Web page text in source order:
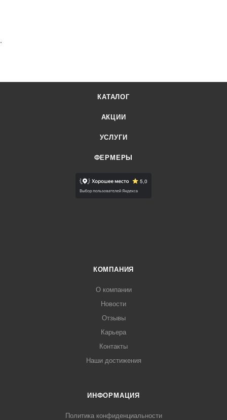
.
КАТАЛОГ
АКЦИИ
УСЛУГИ
ФЕРМЕРЫ
КОМПАНИЯ
О компании
Новости
Отзывы
Карьера
Контакты
Наши достижения
ИНФОРМАЦИЯ
Политика конфиденциальности